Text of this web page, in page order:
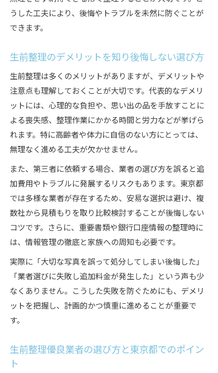
うした工夫により、後悔やトラブルを未然に防ぐことが
できます。
生前整理のデメリットを知り後悔しない選び方
生前整理は多くのメリットがありますが、デメリットや
注意点も理解しておくことが大切です。代表的なデメリ
ットには、心理的な負担や、思い出の品を手放すことに
よる喪失感、整理作業にかかる時間と労力などが挙げら
れます。特に高齢者や体力に自信のない方にとっては、
無理なく進める工夫が欠かせません。
また、第三者に依頼する場合、業者の選び方を誤ると追
加費用やトラブルに発展するリスクもあります。東京都
では多様な業者が存在するため、安易な選択は避け、複
数社から見積もりを取り比較検討することが後悔しない
コツです。さらに、重要書類や銀行口座情報の整理時に
は、情報管理の徹底と家族への周知も必要です。
実際に「大切な写真を誤って処分してしまい後悔した」
「業者選びに失敗し追加料金が発生した」という声も少
なくありません。こうした失敗を防ぐためにも、デメリ
ットを把握し、計画的かつ慎重に進めることが重要で
す。
生前整理優良業者の選び方と東京都でのポイン
ト